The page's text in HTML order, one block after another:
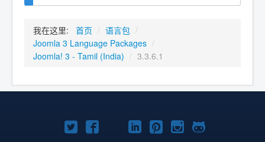
我在这里: 首页 / 语言包 /
Joomla 3 Language Packages /
Joomla! 3 - Tamil (India) / 3.3.6.1
TwitterFacebookYouTube
LinkedIn
Pinterest
Instagram
GitHub